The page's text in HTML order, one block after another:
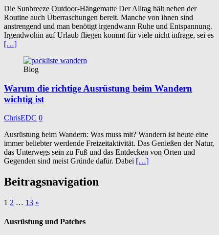
Die Sunbreeze Outdoor-Hängematte Der Alltag hält neben der
Routine auch Überraschungen bereit. Manche von ihnen sind
anstrengend und man benötigt irgendwann Ruhe und Entspannung.
Irgendwohin auf Urlaub fliegen kommt für viele nicht infrage, sei es
[…]
Blog
Warum die richtige Ausrüstung beim Wandern
wichtig ist
ChrisEDC 0
Ausrüstung beim Wandern: Was muss mit? Wandern ist heute eine
immer beliebter werdende Freizeitaktivität. Das Genießen der Natur,
das Unterwegs sein zu Fuß und das Entdecken von Orten und
Gegenden sind meist Gründe dafür. Dabei […]
Beitragsnavigation
1 2 … 13 »
Ausrüstung und Patches